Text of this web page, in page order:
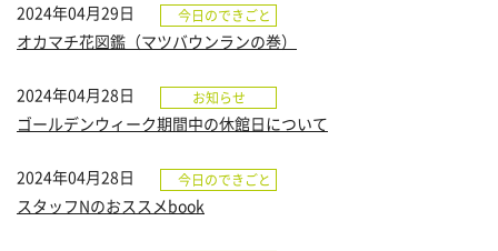
2024年04月29日 今日のできごと
オカマチ花図鑑（マツバウンランの巻）
2024年04月28日 お知らせ
ゴールデンウィーク期間中の休館日について
2024年04月28日 今日のできごと
スタッフNのおススメbook